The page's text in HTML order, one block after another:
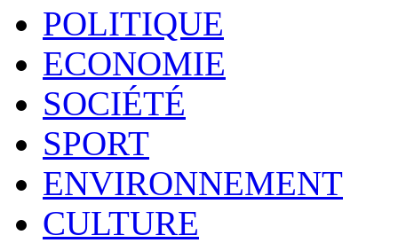
POLITIQUE
ECONOMIE
SOCIÉTÉ
SPORT
ENVIRONNEMENT
CULTURE